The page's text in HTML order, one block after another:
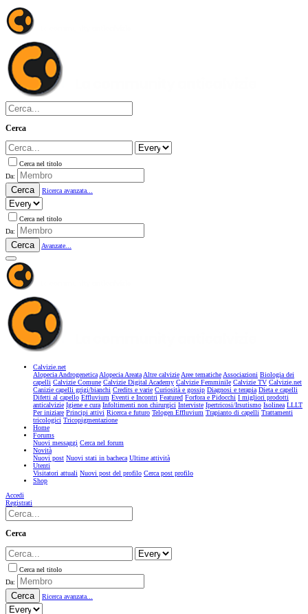
Cerca
Cerca nel titolo
Da:
Cerca Ricerca avanzata...
Cerca nel titolo
Da:
Cerca Avanzate...
Calvizie.net
Alopecia AndrogeneticaAlopecia AreataAltre calvizieAree tematicheAssociazioni Biologia dei
capelli Calvizie Comune Calvizie Digital Academy Calvizie Femminile Calvizie TV Calvizie.net
Canizie capelli grigi/bianchi Credits e varie Curiosità e gossip Diagnosi e terapia Dieta e capelli
Difetti al capello Effluvium Eventi e Incontri Featured Forfora e Pidocchi I migliori prodotti
anticalvizie Igiene e cura Infoltimenti non chirurgici Interviste Ipertricosi/Irsutismo Isolinea LLLT
Per iniziare Principi attivi Ricerca e futuro Telogen Effluvium Trapianto di capelli Trattamenti
tricologici Tricopigmentazione
Home
Forums
Nuovi messaggi Cerca nel forum
Novità
Nuovi post Nuovi stati in bacheca Ultime attività
Utenti
Visitatori attuali Nuovi post del profilo Cerca post profilo
Shop
Accedi
Registrati
Cerca
Cerca nel titolo
Da:
Cerca Ricerca avanzata...